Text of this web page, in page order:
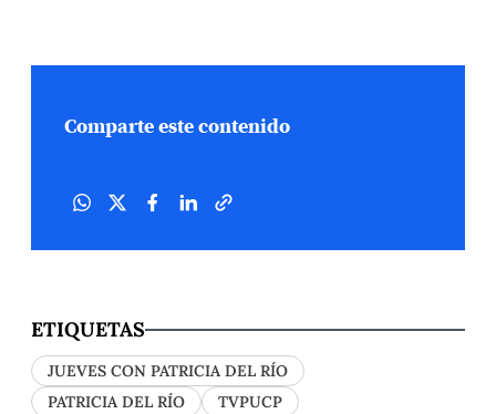
Comparte este contenido
ETIQUETAS
JUEVES CON PATRICIA DEL RÍO
PATRICIA DEL RÍO
TVPUCP